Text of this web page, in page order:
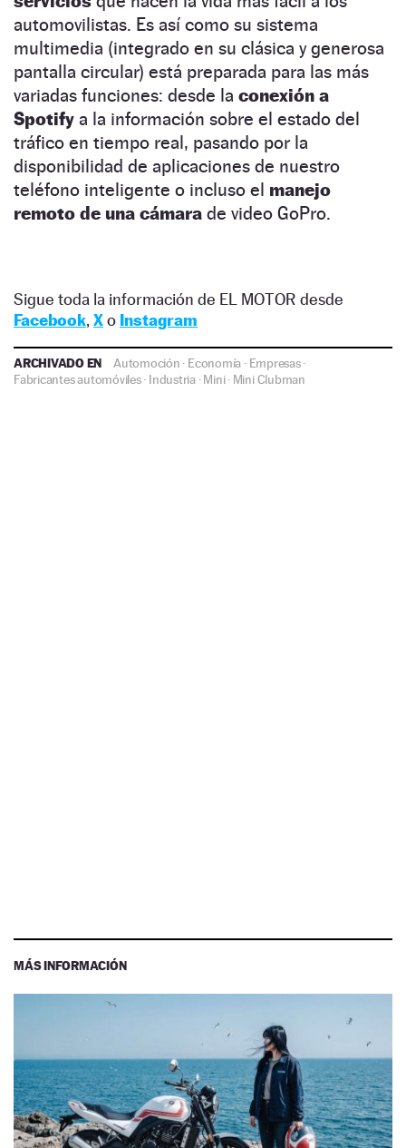
automovilistas. Es así como su sistema
multimedia (integrado en su clásica y generosa
pantalla circular) está preparada para las más
variadas funciones: desde la conexión a
Spotify a la información sobre el estado del
tráfico en tiempo real, pasando por la
disponibilidad de aplicaciones de nuestro
teléfono inteligente o incluso el manejo
remoto de una cámara de video GoPro.
Sigue toda la información de EL MOTOR desde
Facebook, Xo Instagram
ARCHIVADO EN Automoción · Economía · Empresas·
Fabricantes automóviles· Industria·Mini· Mini Clubman
MÁS INFORMACIÓN